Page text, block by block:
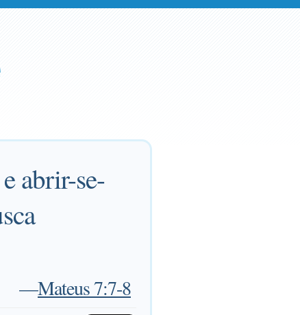
abrir-se-
—Mateus 7:7-8